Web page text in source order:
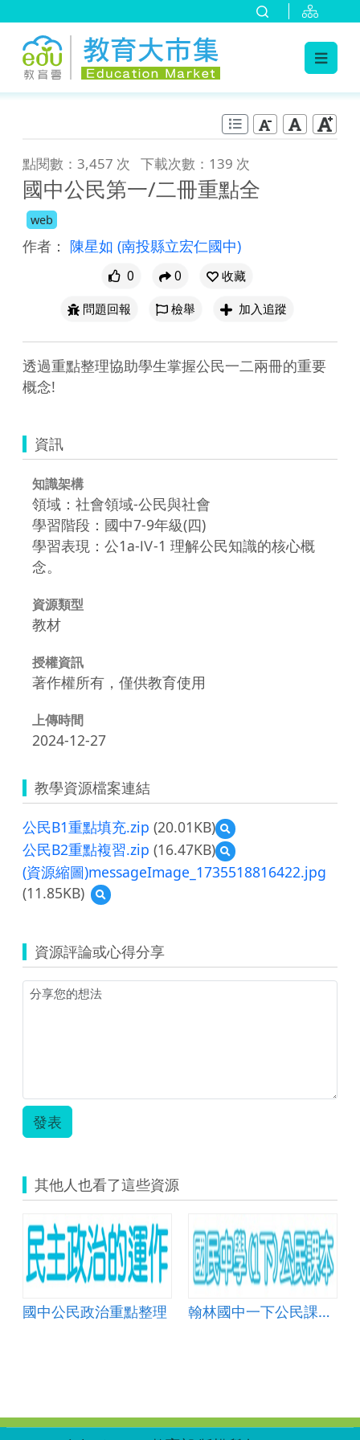
點閱數：3,457 次 下載次數：139 次
國中公民第一/二冊重點全
web
作者： 陳星如 (南投縣立宏仁國中)
0 0
收藏
問題回報
檢舉 加入追蹤
透過重點整理協助學生掌握公民一二兩冊的重要
概念!
資訊
知識架構
領域：社會領域-公民與社會
學習階段：國中7-9年級(四)
學習表現：公1a-Ⅳ-1 理解公民知識的核心概
念。
資源類型
教材
授權資訊
著作權所有，僅供教育使用
上傳時間
2024-12-27
教學資源檔案連結
公民B1重點填充.zip (20.01KB)
預
覽
公
民
公民B2重點複習.zip (16.47KB)
預
覽
公
習.zip
(資源縮圖)messageImage_1735518816422.jpg
(11.85KB)
預
覽
縮
圖)messageImage_1735518816422.jpg
資源評論或心得分享
發表
其他人也看了這些資源
國中公民政治重點整理 翰林國中一下公民課本重點填充(110)